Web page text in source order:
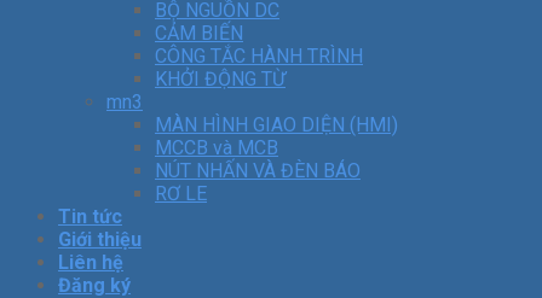
BỘ NGUỒN DC
CẢM BIẾN
CÔNG TẮC HÀNH TRÌNH
KHỞI ĐỘNG TỪ
mn3
MÀN HÌNH GIAO DIỆN (HMI)
MCCB và MCB
NÚT NHẤN VÀ ĐÈN BÁO
RƠ LE
Tin tức
Giới thiệu
Liên hệ
Đăng ký